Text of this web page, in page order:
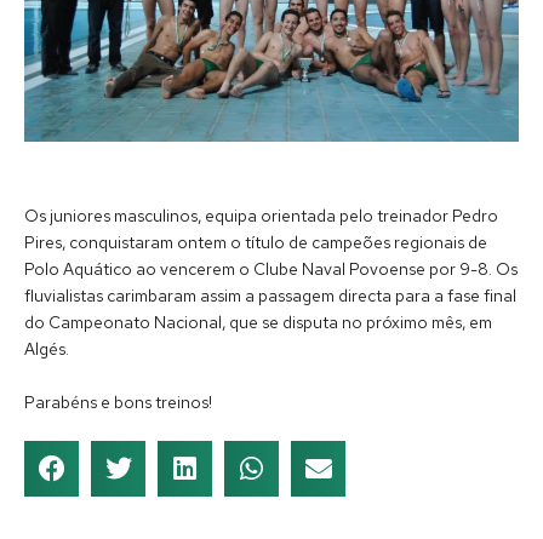
Os juniores masculinos, equipa orientada pelo treinador Pedro
Pires, conquistaram ontem o título de campeões regionais de
Polo Aquático ao vencerem o Clube Naval Povoense por 9-8. Os
fluvialistas carimbaram assim a passagem directa para a fase final
do Campeonato Nacional, que se disputa no próximo mês, em
Algés.
Parabéns e bons treinos!